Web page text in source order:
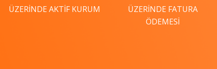
ÜZERİNDE AKTİF KURUM
ÜZERİNDE FATURA
ÖDEMESİ